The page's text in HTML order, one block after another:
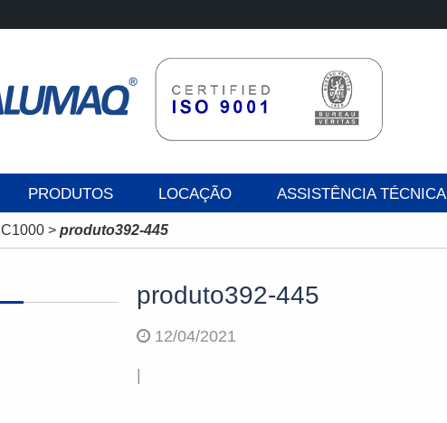
PRODUTOS LOCAÇÃO ASSISTÊNCIA TÉCNICA
C1000 > produto392-445
produto392-445
12/04/2021